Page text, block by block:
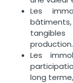
Les
production.
Les
long